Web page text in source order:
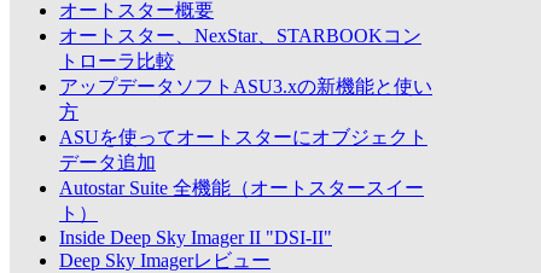
オートスター概要
オートスター、NexStar、STARBOOKコン
トローラ比較
アップデータソフトASU3.xの新機能と使い
方
ASUを使ってオートスターにオブジェクト
データ追加
Autostar Suite 全機能（オートスタースイー
ト）
Inside Deep Sky Imager II "DSI-II"
Deep Sky Imagerレビュー